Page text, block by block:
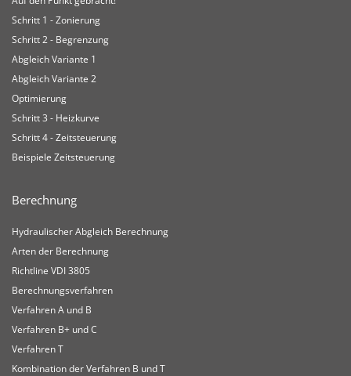
Schritt 1 - Zonierung
Schritt 2 - Begrenzung
Abgleich Variante 1
Abgleich Variante 2
Optimierung
Schritt 3 - Heizkurve
Schritt 4 - Zeitsteuerung
Beispiele Zeitsteuerung
Berechnung
Hydraulischer Abgleich Berechnung
Arten der Berechnung
Richtline VDI 3805
Berechnungsverfahren
Verfahren A und B
Verfahren B+ und C
Verfahren T
Kombination der Verfahren B und T